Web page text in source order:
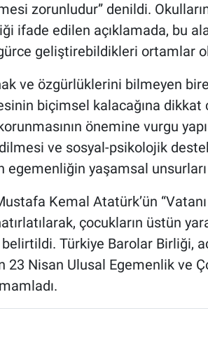
zorunludur” denildi.
ifade edilen açıklamada, bu
geliştirebildikleri ortamlar
ve özgürlüklerini bilmeyen
biçimsel kalacağına dikkat
önemine vurgu
ve sosyal-psikolojik
egemenliğin yaşamsal
Kemal Atatürk’ün
çocukların üstün
Türkiye Barolar Birliği,
Nisan Ulusal Egemenlik ve